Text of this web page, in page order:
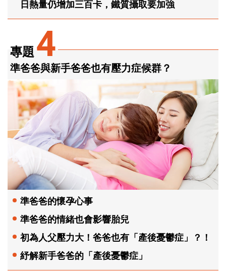
專題4
準爸爸與新手爸爸也有壓力症候群？
準爸爸的懷孕心事
準爸爸的情緒也會影響胎兒
初為人父壓力大！爸爸也有「產後憂鬱症」？！
紓解新手爸爸的「產後憂鬱症」
日熱量仍增加三百卡，鐵質攝取要加強